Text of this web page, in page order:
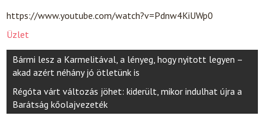
https://www.youtube.com/watch?v=Pdnw4KiUWp0
Üzlet
Post
navigation
Bármi lesz a Karmelitával, a lényeg, hogy nyitott legyen –
akad azért néhány jó ötletünk is
Régóta várt változás jöhet: kiderült, mikor indulhat újra a
Barátság kőolajvezeték